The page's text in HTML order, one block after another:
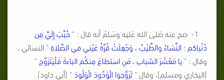
1- صح عنه صَلى الله عَليه وسَلمْ أنه قال : "
حُبِّبَ إِلَيَّ مِن
دُنْياكم : النِّسَاءُ والطِّيْبُ ، وَجُعِلَتْ قُرَّةُ عَيْني في الصَّلاةِ " النسائي ،
وقال : " يا مَعْشَرَ الشبابِ ، مَنِ استطاعَ مِنكُم الباءةَ فَلْيَتَزَوَّج "
[البخاري ومسلم]، وقال "تَزَوَّجوا الْوَدُودَ الْوَلُودَ " [أبي داود] .